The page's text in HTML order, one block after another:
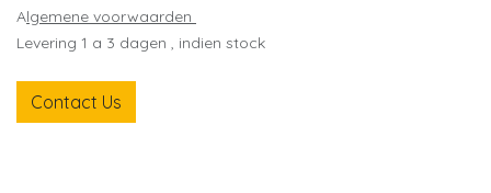
Algemene voorwaarden
Levering 1 a 3 dagen , indien stock
Contact Us